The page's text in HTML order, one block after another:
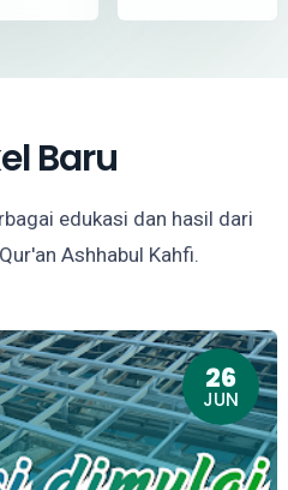
Baru
edukasi dan hasil dari
Ashhabul Kahfi.
26
JUN